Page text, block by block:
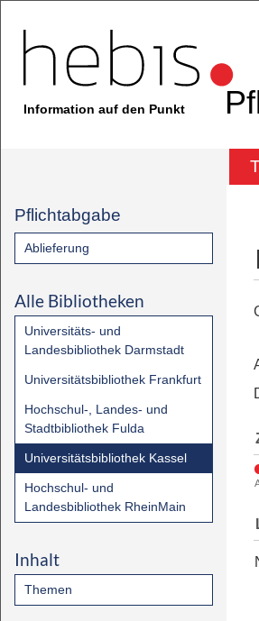
Information auf den Punkt
Pflichtabgabe
Ablieferung
Alle Bibliotheken
Universitäts- und
Landesbibliothek Darmstadt
Universitätsbibliothek Frankfurt
Hochschul-, Landes- und
Stadtbibliothek Fulda
Universitätsbibliothek Kassel
Hochschul- und
Landesbibliothek RheinMain
Inhalt
Themen